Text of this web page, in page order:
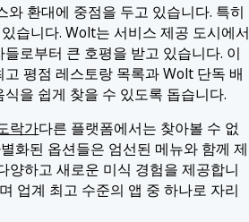
환대에 중점을 두고 있습니다. 특히
습니다. Wolt는 서비스 제공 도시에서
로부터 큰 호평을 받고 있습니다. 이
평점 레스토랑 목록과 Wolt 단독 배
을 쉽게 찾을 수 있도록 돕습니다.
락가다른 플랫폼에서는 찾아볼 수 없
화된 옵션들은 엄선된 메뉴와 함께 제
양하고 새로운 미식 경험을 제공합니
업계 최고 수준의 앱 중 하나로 자리